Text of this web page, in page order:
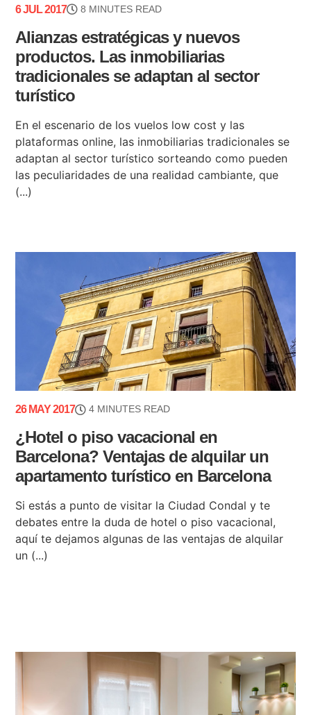
6 JUL 2017 8 MINUTES READ
Alianzas estratégicas y nuevos
productos. Las inmobiliarias
tradicionales se adaptan al sector
turístico
En el escenario de los vuelos low cost y las
plataformas online, las inmobiliarias tradicionales se
adaptan al sector turístico sorteando como pueden
las peculiaridades de una realidad cambiante, que
(...)
26 MAY 2017 4 MINUTES READ
¿Hotel o piso vacacional en
Barcelona? Ventajas de alquilar un
apartamento turístico en Barcelona
Si estás a punto de visitar la Ciudad Condal y te
debates entre la duda de hotel o piso vacacional,
aquí te dejamos algunas de las ventajas de alquilar
un (...)